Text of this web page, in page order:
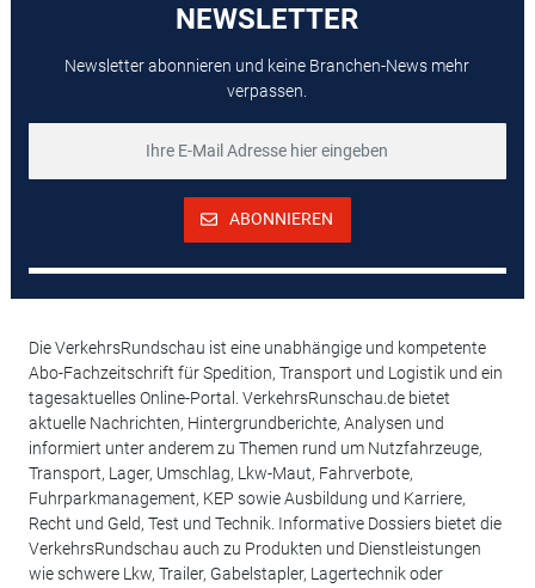
NEWSLETTER
Newsletter abonnieren und keine Branchen-News mehr
verpassen.
ABONNIEREN
Die VerkehrsRundschau ist eine unabhängige und kompetente
Abo-Fachzeitschrift für Spedition, Transport und Logistik und ein
tagesaktuelles Online-Portal. VerkehrsRunschau.de bietet
aktuelle Nachrichten, Hintergrundberichte, Analysen und
informiert unter anderem zu Themen rund um Nutzfahrzeuge,
Transport, Lager, Umschlag, Lkw-Maut, Fahrverbote,
Fuhrparkmanagement, KEP sowie Ausbildung und Karriere,
Recht und Geld, Test und Technik. Informative Dossiers bietet die
VerkehrsRundschau auch zu Produkten und Dienstleistungen
wie schwere Lkw, Trailer, Gabelstapler, Lagertechnik oder